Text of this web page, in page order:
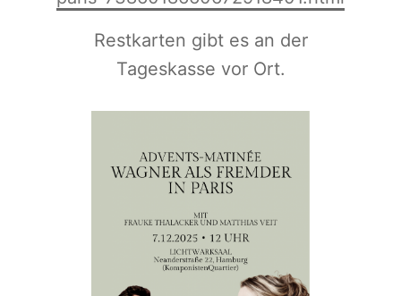
Restkarten gibt es an der
Tageskasse vor Ort.